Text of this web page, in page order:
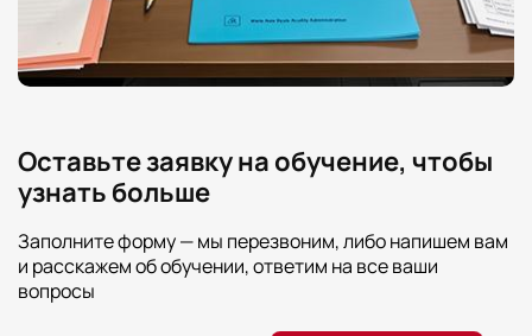
Оставьте заявку на обучение, чтобы
узнать больше
Заполните форму — мы перезвоним, либо напишем вам
и расскажем об обучении, ответим на все ваши
вопросы